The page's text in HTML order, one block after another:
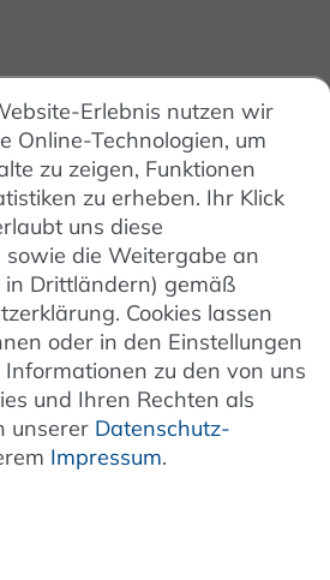
Altgeräten
Erlebnis nutzen wir
Online-Technologien, um
zu zeigen, Funktionen
zu erheben. Ihr Klick
uns diese
die Weitergabe an
Drittländern) gemäß
Cookies lassen
oder in den Einstellungen
zu den von uns
und Ihren Rechten als
unserer Daten­schutz­
Impressum.